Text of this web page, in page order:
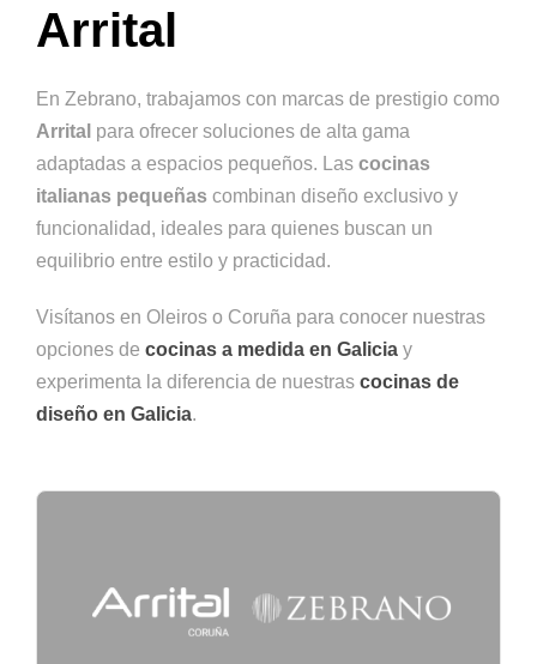
Arrital
En Zebrano, trabajamos con marcas de prestigio como
Arrital para ofrecer soluciones de alta gama
adaptadas a espacios pequeños. Las cocinas
italianas pequeñas combinan diseño exclusivo y
funcionalidad, ideales para quienes buscan un
equilibrio entre estilo y practicidad.
Visítanos en Oleiros o Coruña para conocer nuestras
opciones de cocinas a medida en Galicia y
experimenta la diferencia de nuestras cocinas de
diseño en Galicia.